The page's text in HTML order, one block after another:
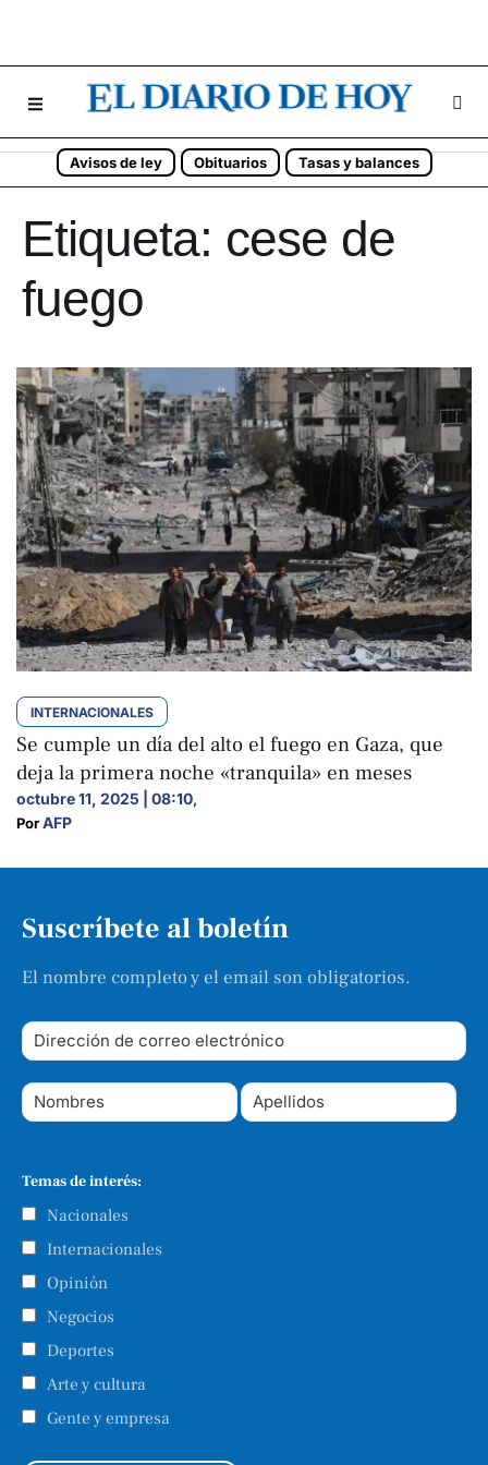
Avisos de ley Obituarios Tasas y balances
Etiqueta: cese de
fuego
INTERNACIONALES
Se cumple un día del alto el fuego en Gaza, que
deja la primera noche «tranquila» en meses
octubre 11, 2025 | 08:10,
Por AFP
Suscríbete al boletín
El nombre completo y el email son obligatorios.
Temas de interés:
Nacionales
Internacionales
Opinión
Negocios
Deportes
Arte y cultura
Gente y empresa